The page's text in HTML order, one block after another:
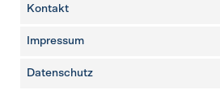
weitere Seiten
Kontakt
Impressum
Datenschutz